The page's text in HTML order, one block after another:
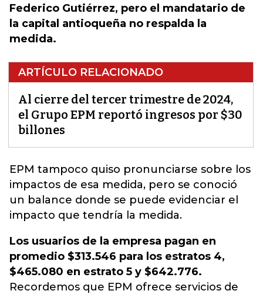
Federico Gutiérrez, pero el mandatario de
la capital antioqueña no respalda la
medida.
ARTÍCULO RELACIONADO
Al cierre del tercer trimestre de 2024,
el Grupo EPM reportó ingresos por $30
billones
EPM tampoco quiso pronunciarse sobre los
impactos de esa medida, pero se conoció
un balance donde se puede evidenciar el
impacto que tendría la medida.
Los usuarios de la empresa pagan en
promedio $313.546 para los estratos 4,
$465.080 en estrato 5 y $642.776.
Recordemos que EPM ofrece servicios de